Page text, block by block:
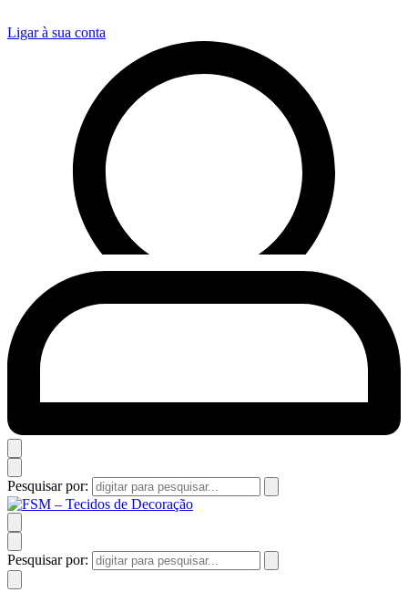
Ligar à sua conta
Pesquisar por:
Pesquisar por: